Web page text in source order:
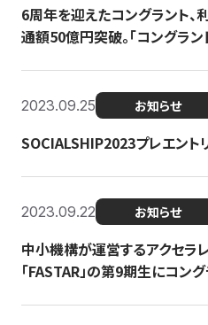
6周年を迎えたコングラント
通額50億円突破。「コングラ
2023.09.25 お知らせ
SOCIALSHIP2023プレエント
2023.09.22 お知らせ
中小機構が運営するアクセラ
「FASTAR」の第9期生にコン